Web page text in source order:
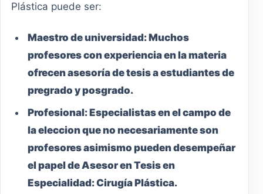
Plástica puede ser:
Maestrode universidad:Muchos
profesores con experiencia en la materia
ofrecen asesoría de tesis a estudiantes de
pregrado y posgrado.
Profesional:Especialistas en el campo de
la eleccion que no necesariamente son
profesores asimismo pueden desempeñar
el papel de Asesor en Tesis en
Especialidad: Cirugía Plástica.